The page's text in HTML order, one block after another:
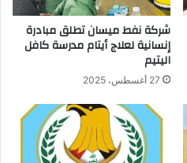
شركة نفط ميسان تطلق مبادرة
إنسانية لعلاج أيتام مدرسة كافل
اليتيم
27 أغسطس، 2025